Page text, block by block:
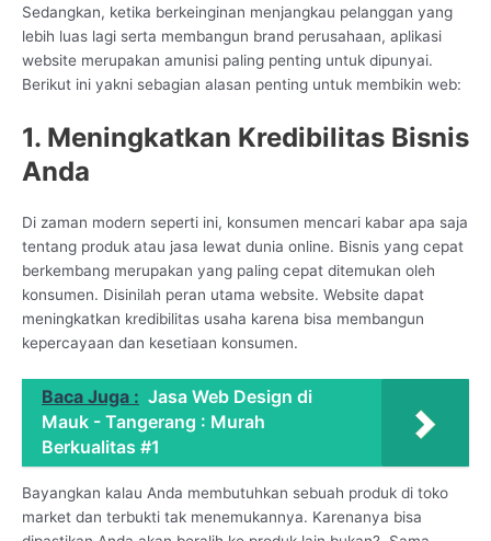
Sedangkan, ketika berkeinginan menjangkau pelanggan yang
lebih luas lagi serta membangun brand perusahaan, aplikasi
website merupakan amunisi paling penting untuk dipunyai.
Berikut ini yakni sebagian alasan penting untuk membikin web:
1. Meningkatkan Kredibilitas Bisnis
Anda
Di zaman modern seperti ini, konsumen mencari kabar apa saja
tentang produk atau jasa lewat dunia online. Bisnis yang cepat
berkembang merupakan yang paling cepat ditemukan oleh
konsumen. Disinilah peran utama website. Website dapat
meningkatkan kredibilitas usaha karena bisa membangun
kepercayaan dan kesetiaan konsumen.
Baca Juga : Jasa Web Design di
Mauk - Tangerang : Murah
Berkualitas #1
Bayangkan kalau Anda membutuhkan sebuah produk di toko
market dan terbukti tak menemukannya. Karenanya bisa